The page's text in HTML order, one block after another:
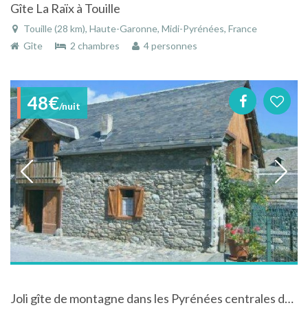
Gîte La Raïx à Touille
Touille (28 km), Haute-Garonne, Midi-Pyrénées, France
Gîte
2 chambres 4 personnes
48€/nuit
Joli gîte de montagne dans les Pyrénées centrales dans le petit village d'Oô dans la Haute-Garonne